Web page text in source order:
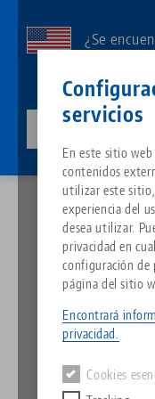
servicios
En este sitio
contenidos
utilizar este
experiencia del
desea utilizar.
privacidad en
configuración de
página del sitio
Encontrará
privacidad.
Cookies
contenido
¿Se
de su país.
Productos
Lo sentimos. No hemos
Ir a la página del producto
Search
Descargas
Breadcrumb
Las
punto